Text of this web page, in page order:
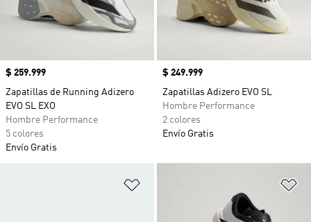
Precio
$ 259.999
Zapatillas de Running Adizero
EVO SL EXO
Hombre Performance
5 colores
Envío Gratis
Precio
$ 249.999
Zapatillas Adizero EVO SL
Hombre Performance
2 colores
Envío Gratis